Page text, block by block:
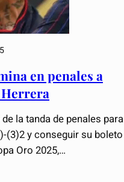
en penales a
Herrera
la tanda de penales para
(3)2 y conseguir su boleto
Oro 2025,…